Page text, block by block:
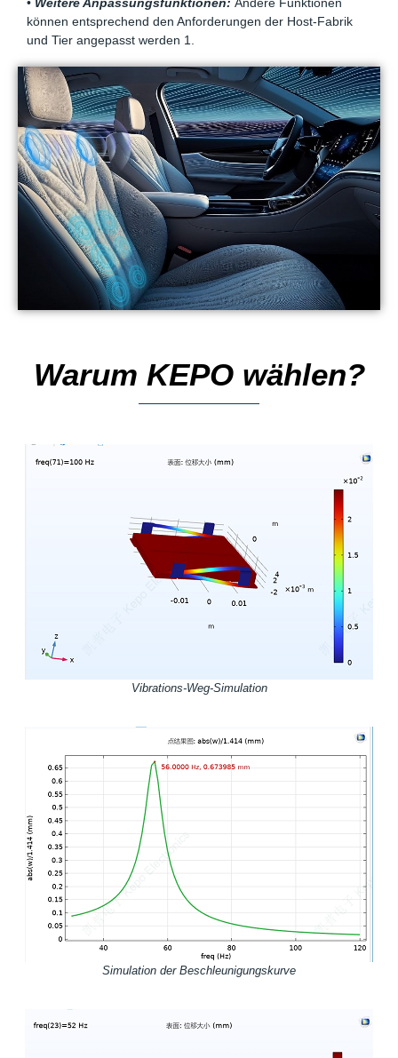
können entsprechend den Anforderungen der Host-Fabrik
und Tier angepasst werden 1.
Warum KEPO wählen?
Vibrations-Weg-Simulation
Simulation der Beschleunigungskurve